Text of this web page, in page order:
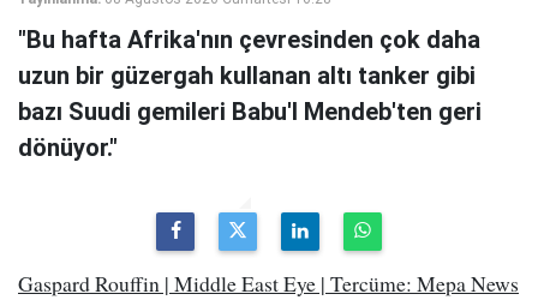
"Bu hafta Afrika'nın çevresinden çok daha
uzun bir güzergah kullanan altı tanker gibi
bazı Suudi gemileri Babu'l Mendeb'ten geri
dönüyor."
Gaspard Rouffin | Middle East Eye | Tercüme: Mepa News